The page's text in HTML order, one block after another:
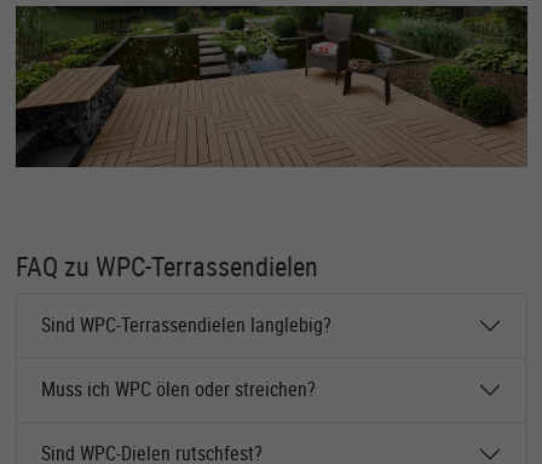
FAQ zu WPC-Terrassendielen
Sind WPC-Terrassendielen langlebig?
Muss ich WPC ölen oder streichen?
Sind WPC-Dielen rutschfest?